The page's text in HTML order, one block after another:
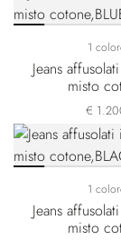
1
Jeans
misto
€
1
Jeans
misto